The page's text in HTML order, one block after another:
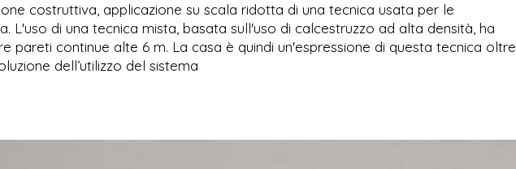
costruttiva, applicazione su scala ridotta di una tecnica usata per le
L'uso di una tecnica mista, basata sull'uso di calcestruzzo ad alta densità, ha
pareti continue alte 6 m. La casa è quindi un'espressione di questa tecnica oltre
dell’utilizzo del sistema